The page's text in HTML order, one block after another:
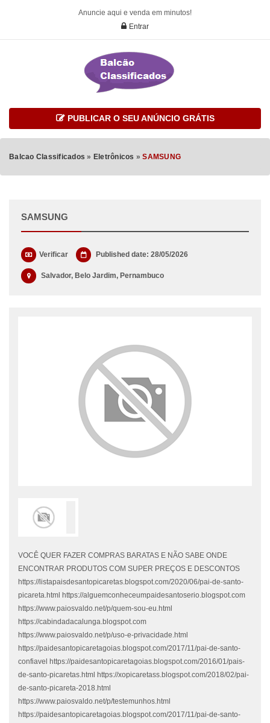
Anuncie aqui e venda em minutos!
Entrar
PUBLICAR O SEU ANÚNCIO GRÁTIS
Balcao Classificados » Eletrônicos »SAMSUNG
SAMSUNG
Verificar Published date: 28/05/2026
Salvador, Belo Jardim, Pernambuco
VOCÊ QUER FAZER COMPRAS BARATAS E NÃO SABE ONDE
ENCONTRAR PRODUTOS COM SUPER PREÇOS E DESCONTOS
https://listapaisdesantopicaretas.blogspot.com/2020/06/pai-de-santo-
picareta.html https://alguemconheceumpaidesantoserio.blogspot.com
https://www.paiosvaldo.net/p/quem-sou-eu.html
https://cabindadacalunga.blogspot.com
https://www.paiosvaldo.net/p/uso-e-privacidade.html
https://paidesantopicaretagoias.blogspot.com/2017/11/pai-de-santo-
confiavel https://paidesantopicaretagoias.blogspot.com/2016/01/pais-
de-santo-picaretas.html https://xopicaretass.blogspot.com/2018/02/pai-
de-santo-picareta-2018.html
https://www.paiosvaldo.net/p/testemunhos.html
https://paidesantopicaretagoias.blogspot.com/2017/11/pai-de-santo-